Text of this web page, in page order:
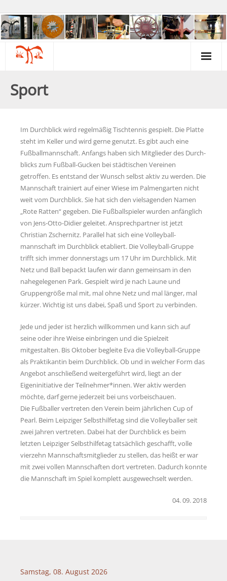
Kunst & Kreativität
Gartengruppe
Psychiatrie & Politik
Termine & Infos
Links
Psycho-Paten
Ansprechpartner
Anfahrt
Sport
Im Durchblick wird regelmäßig Tischtennis gespielt. Die Platte
steht im Keller und wird gerne genutzt. Es gibt auch eine
Fußballmannschaft. Anfangs haben sich Mitglieder des Durch­
blicks zum Fußball-Gucken bei städtischen Vereinen
getroffen. Es entstand der Wunsch selbst aktiv zu werden. Die
Mannschaft trainiert auf einer Wiese im Palmengarten nicht
weit vom Durchblick. Sie hat sich den vielsagenden Namen
„Rote Ratten“ gegeben. Die Fußballspieler wurden anfänglich
von Jens-Otto-Didier geleitet. Ansprechpartner ist jetzt
Christian Zschernitz. Parallel hat sich eine Volleyball­
mannschaft im Durchblick etabliert. Die Volleyball-Gruppe
trifft sich immer donnerstags um 17 Uhr im Durchblick. Mit
Netz und Ball bepackt laufen wir dann gemeinsam in den
nahegelegenen Park. Gespielt wird je nach Laune und
Gruppengröße mal mit, mal ohne Netz und mal länger, mal
kürzer. Wichtig ist uns dabei, Spaß und Sport zu verbinden.
Jede und jeder ist herzlich willkommen und kann sich auf
seine oder ihre Weise einbringen und die Spielzeit
mitgestalten. Bis Oktober begleite Eva die Volleyball-Gruppe
als Praktikantin beim Durchblick. Ob und in welcher Form das
Angebot anschließend weitergeführt wird, liegt an der
Eigeninitiative der Teilnehmer*innen. Wer aktiv werden
möchte, darf gerne jederzeit bei uns vorbeischauen.
Die Fußballer vertreten den Verein beim jährlichen Cup of
Pearl. Beim Leipziger Selbsthilfetag sind die Volleyballer seit
zwei Jahren vertreten. Dabei hat der Durchblick es beim
letzten Leipziger Selbsthilfetag tatsächlich geschafft, volle
vierzehn Mannschaftsmitglieder zu stellen, das heißt er war
mit zwei vollen Mannschaften dort vertreten. Dadurch konnte
die Mannschaft im Spiel komplett ausgewechselt werden.
04. 09. 2018
Samstag, 08. August 2026